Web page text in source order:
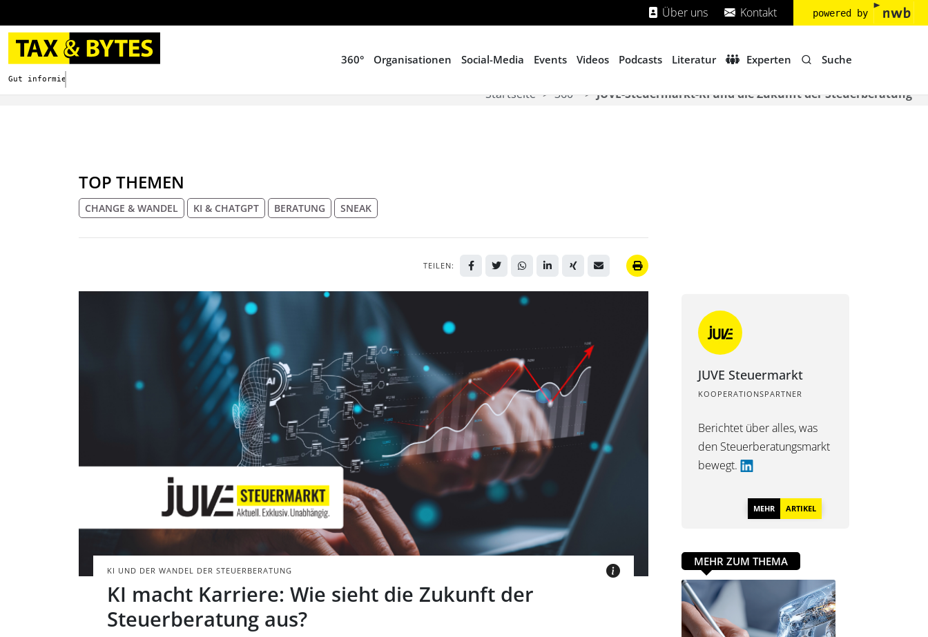
Über uns Kontakt powered by
Gut informieren. Besser digitalisieren.
360° Organisationen Social-Media Events Videos Podcasts Literatur Experten Suche
Startseite 360° JUVE-Steuermarkt-KI und die Zukunft der Steuerberatung
TOP THEMEN
CHANGE & WANDEL KI & CHATGPT BERATUNG SNEAK
TEILEN:
KI UND DER WANDEL DER STEUERBERATUNG
KI macht Karriere: Wie sieht die Zukunft der
Steuerberatung aus?
Geschäftsmann nutzt Laptop mit KI-Visualisierung und
steigender Datenkurve
BILD: @SORAPOP UDOMSRI VIA CANVA.COM
JUVE Steuermarkt
KOOPERATIONSPARTNER
Berichtet über alles, was
den Steuerberatungsmarkt
bewegt.
MEHR ARTIKEL
MEHR ZUM THEMA